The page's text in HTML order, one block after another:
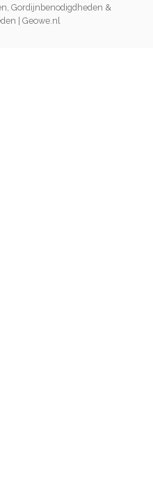
Gordijnbenodigdheden &
| Geowe.nl